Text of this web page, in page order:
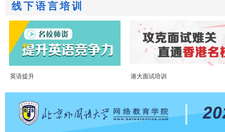
线下语言培训
英语提升 港大面试培训